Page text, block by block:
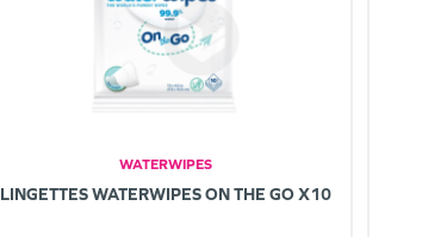
WATERWIPES
LINGETTES WATERWIPES ON THE GO X10